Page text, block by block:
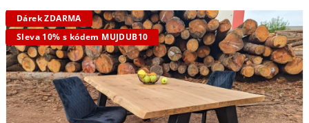
produktu
je
5,0
z
5
hvězdiček.
Dárek ZDARMA
Sleva 10% s kódem MUJDUB10